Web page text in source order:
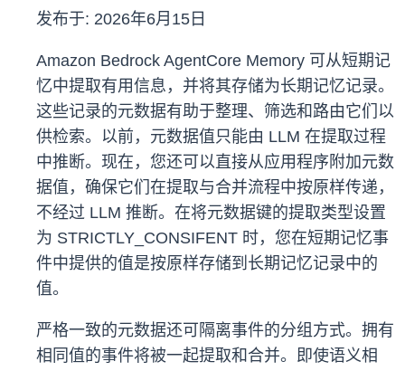
发布于: 2026年6月15日
Amazon Bedrock AgentCore Memory 可从短期记
忆中提取有用信息，并将其存储为长期记忆记录。
这些记录的元数据有助于整理、筛选和路由它们以
供检索。以前，元数据值只能由 LLM 在提取过程
中推断。现在，您还可以直接从应用程序附加元数
据值，确保它们在提取与合并流程中按原样传递，
不经过 LLM 推断。在将元数据键的提取类型设置
为 STRICTLY_CONSIFENT 时，您在短期记忆事
件中提供的值是按原样存储到长期记忆记录中的
值。
严格一致的元数据还可隔离事件的分组方式。拥有
相同值的事件将被一起提取和合并。即使语义相